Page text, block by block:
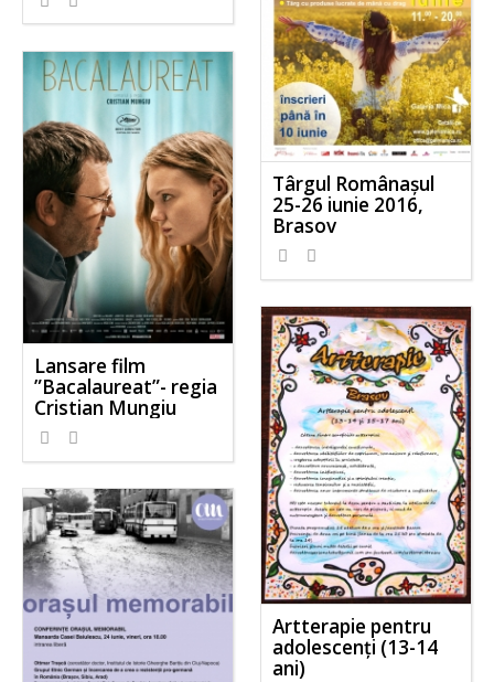
Târgul Românașul
25-26 iunie 2016,
Brasov
Lansare film
”Bacalaureat”- regia
Cristian Mungiu
Artterapie pentru
adolescenţi (13-14
ani)